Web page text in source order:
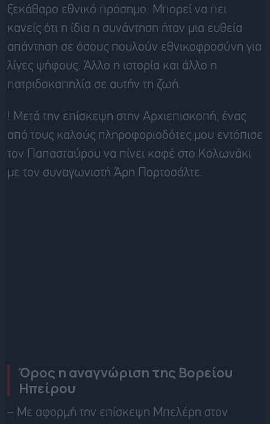
ξεκάθαρο εθνικό πρόσημο. Μπορεί να πει
κανείς ότι η ίδια η συνάντηση ήταν μια ευθεία
απάντηση σε όσους πουλούν εθνικοφροσύνη για
λίγες ψήφους. Άλλο η ιστορία και άλλο η
πατριδοκαπηλία σε αυτήν τη ζωή.
! Μετά την επίσκεψη στην Αρχιεπισκοπή, ένας
από τους καλούς πληροφοριοδότες μου εντόπισε
τον Παπασταύρου να πίνει καφέ στο Κολωνάκι
με τον συναγωνιστή Άρη Πορτοσάλτε.
Όρος η αναγνώριση της Βορείου
Ηπείρου
– Με αφορμή την επίσκεψη Μπελέρη στον